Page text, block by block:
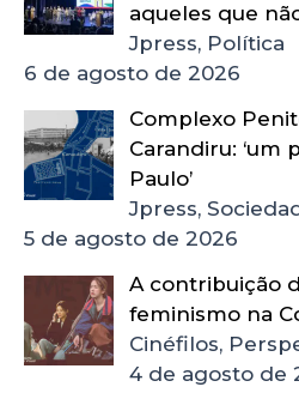
aqueles que
Jpress, Política
6 de agosto de 2026
Complexo
Carandiru: ‘um
Paulo’
Jpress,
5 de agosto de 2026
A contribuição
feminismo na
Cinéfilos,
4 de agosto de